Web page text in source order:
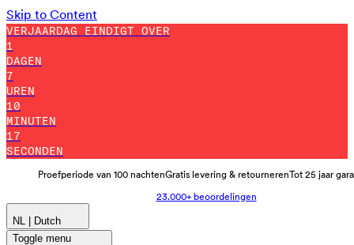
Skip to Content
VERJAARDAG EINDIGT OVER
1
DAGEN
7
UREN
10
MINUTEN
8
SECONDEN
Proefperiode van 100 nachtenGratis levering & retournerenTot 25 jaar
23.000+ beoordelingen
NL | Dutch
Toggle menu